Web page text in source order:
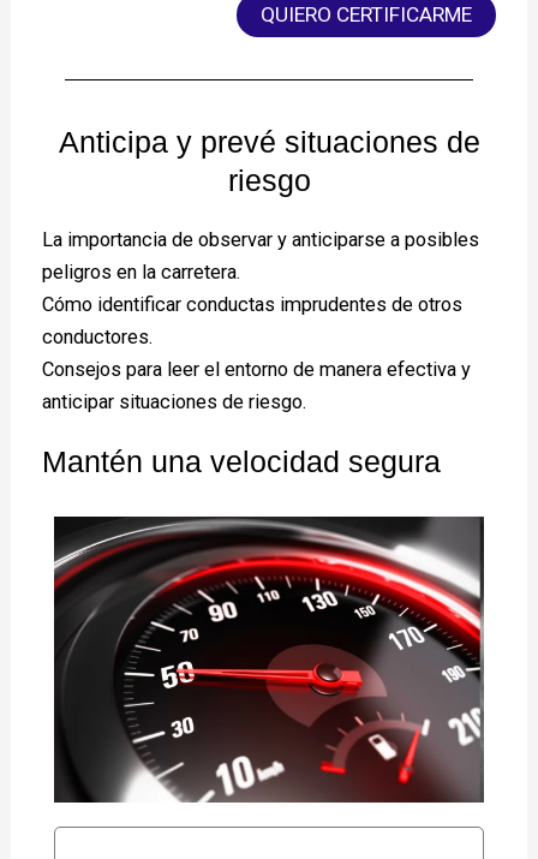
QUIERO CERTIFICARME
Anticipa y prevé situaciones de
riesgo
La importancia de observar y anticiparse a posibles
peligros en la carretera.
Cómo identificar conductas imprudentes de otros
conductores.
Consejos para leer el entorno de manera efectiva y
anticipar situaciones de riesgo.
Mantén una velocidad segura